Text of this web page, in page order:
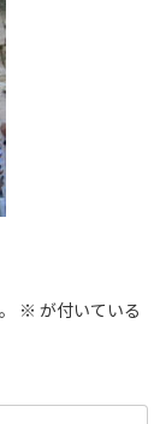
※ が付いている